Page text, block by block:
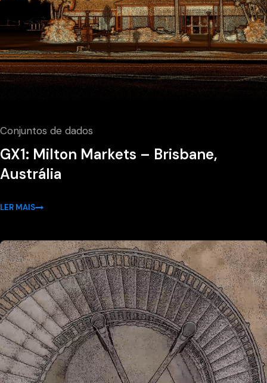
Conjuntos de dados
GX1: Milton Markets – Brisbane,
Austrália
LER MAIS